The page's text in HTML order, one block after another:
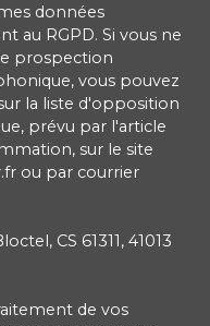
données
au RGPD. Si vous ne
prospection
vous pouvez
la liste d'opposition
prévu par l'article
sur le site
ou par courrier
CS 61311, 41013
de vos